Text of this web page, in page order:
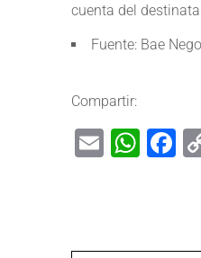
cuenta del
Fuente: Bae
Compartir:
Email